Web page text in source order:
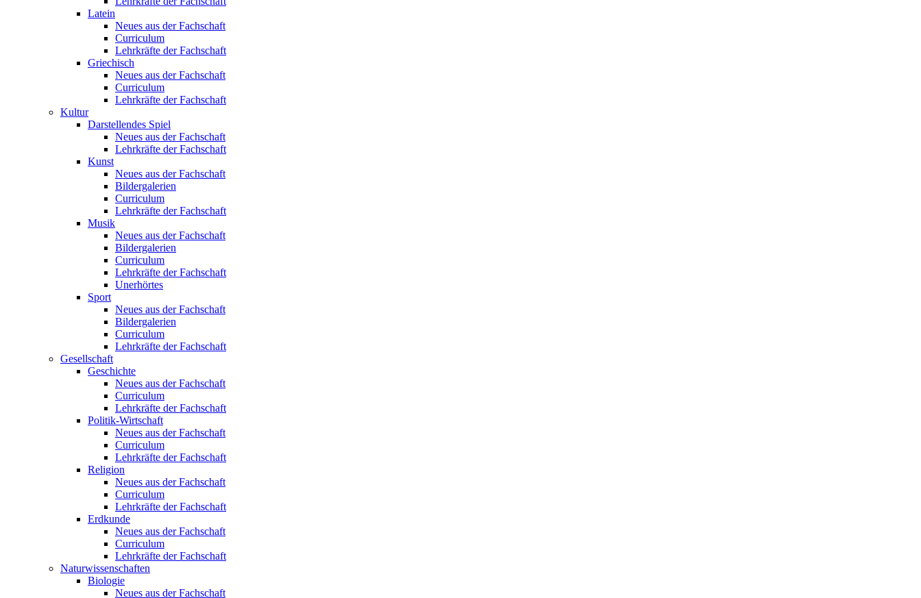
Latein
Neues aus der Fachschaft
Curriculum
Lehrkräfte der Fachschaft
Griechisch
Neues aus der Fachschaft
Curriculum
Lehrkräfte der Fachschaft
Kultur
Darstellendes Spiel
Neues aus der Fachschaft
Lehrkräfte der Fachschaft
Kunst
Neues aus der Fachschaft
Bildergalerien
Curriculum
Lehrkräfte der Fachschaft
Musik
Neues aus der Fachschaft
Bildergalerien
Curriculum
Lehrkräfte der Fachschaft
Unerhörtes
Sport
Neues aus der Fachschaft
Bildergalerien
Curriculum
Lehrkräfte der Fachschaft
Gesellschaft
Geschichte
Neues aus der Fachschaft
Curriculum
Lehrkräfte der Fachschaft
Politik-Wirtschaft
Neues aus der Fachschaft
Curriculum
Lehrkräfte der Fachschaft
Religion
Neues aus der Fachschaft
Curriculum
Lehrkräfte der Fachschaft
Erdkunde
Neues aus der Fachschaft
Curriculum
Lehrkräfte der Fachschaft
Naturwissenschaften
Biologie
Neues aus der Fachschaft